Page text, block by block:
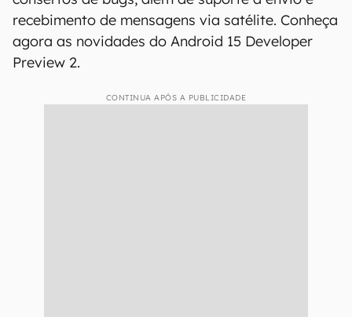
recebimento de mensagens via satélite. Conheça
agora as novidades do Android 15 Developer
Preview 2.
CONTINUA APÓS A PUBLICIDADE